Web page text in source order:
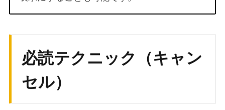
必読テクニック（キャン
セル）